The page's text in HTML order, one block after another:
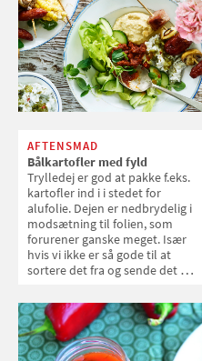
AFTENSMAD
Bålkartofler med fyld
Trylledej er god at pakke f.eks.
kartofler ind i i stedet for
alufolie. Dejen er nedbrydelig i
modsætning til folien, som
forurener ganske meget. Især
hvis vi ikke er så gode til at
sortere det fra og sende det til